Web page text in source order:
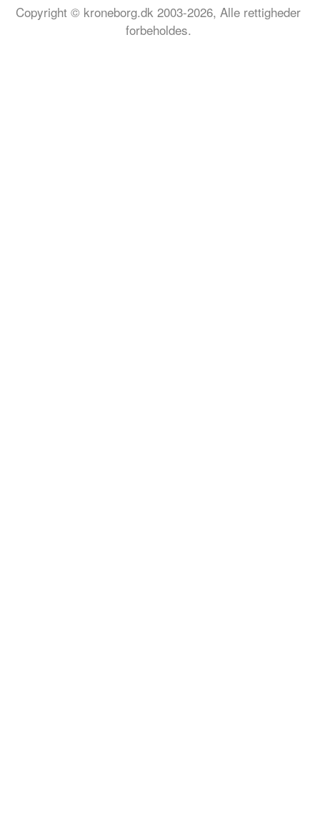
Copyright © kroneborg.dk 2003-2026, Alle rettigheder
forbeholdes.